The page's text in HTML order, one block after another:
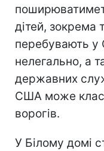
дітей, зокрема
перебувають
нелегально, а
державних
США може
ворогів.
У Білому домі